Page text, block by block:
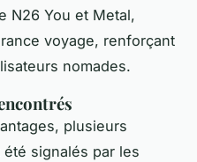
N26 You et Metal,
voyage, renforçant
nomades.
plusieurs
été signalés par les